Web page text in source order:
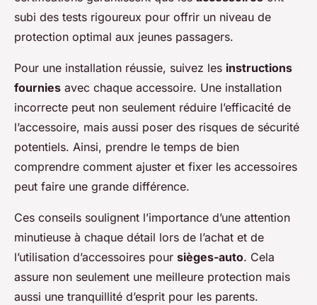
subi des tests rigoureux pour offrir un niveau de
protection optimal aux jeunes passagers.
Pour une installation réussie, suivez les instructions
fournies avec chaque accessoire. Une installation
incorrecte peut non seulement réduire l’efficacité de
l’accessoire, mais aussi poser des risques de sécurité
potentiels. Ainsi, prendre le temps de bien
comprendre comment ajuster et fixer les accessoires
peut faire une grande différence.
Ces conseils soulignent l’importance d’une attention
minutieuse à chaque détail lors de l’achat et de
l’utilisation d’accessoires pour sièges-auto. Cela
assure non seulement une meilleure protection mais
aussi une tranquillité d’esprit pour les parents.